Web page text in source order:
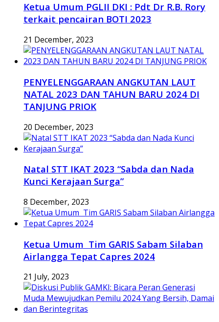
Ketua Umum PGLII DKI : Pdt Dr R.B. Rory
terkait pencairan BOTI 2023
21 December, 2023
PENYELENGGARAAN ANGKUTAN LAUT
NATAL 2023 DAN TAHUN BARU 2024 DI
TANJUNG PRIOK
20 December, 2023
Natal STT IKAT 2023 “Sabda dan Nada
Kunci Kerajaan Surga”
8 December, 2023
Ketua Umum Tim GARIS Sabam Silaban
Airlangga Tepat Capres 2024
21 July, 2023